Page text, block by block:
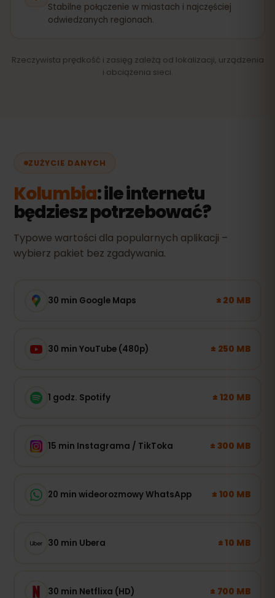
Stabilne połączenie w miastach i najczęściej
odwiedzanych regionach.
Rzeczywista prędkość i zasięg zależą od lokalizacji, urządzenia
i obciążenia sieci.
ZUŻYCIE DANYCH
Kolumbia: ile internetu
będziesz potrzebować?
Typowe wartości dla popularnych aplikacji –
wybierz pakiet bez zgadywania.
30 min Google Maps ± 20 MB
30 min YouTube (480p) ± 250 MB
1 godz. Spotify ± 120 MB
15 min Instagrama / TikToka ± 300 MB
20 min wideorozmowy WhatsApp ± 100 MB
30 min Ubera ± 10 MB
30 min Netflixa (HD) ± 700 MB